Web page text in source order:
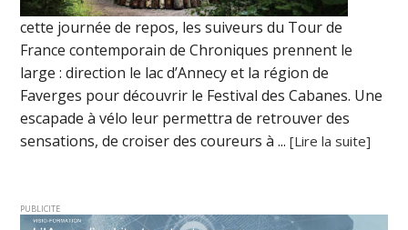
cette journée de repos, les suiveurs du Tour de
France contemporain de Chroniques prennent le
large : direction le lac d’Annecy et la région de
Faverges pour découvrir le Festival des Cabanes. Une
escapade à vélo leur permettra de retrouver des
sensations, de croiser des coureurs à ...[Lire la suite]
PUBLICITE